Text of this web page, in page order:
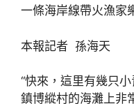
一條海岸線帶火漁家
本報記者 孫海天
“快來，這里有幾只
鎮博縱村的海灘上非